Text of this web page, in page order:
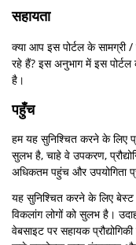
सहायता
क्या आप इस पोर्टल के सामग्री
रहे हैं? इस अनुभाग में इस
है।
पहुँच
हम यह सुनिश्चित करने के लिए
सुलभ है, चाहे वे उपकरण,
अधिकतम पहुंच और उपयोगिता
यह सुनिश्चित करने के लिए बेस्ट
विकलांग लोगों को सुलभ है।
वेबसाइट पर सहायक